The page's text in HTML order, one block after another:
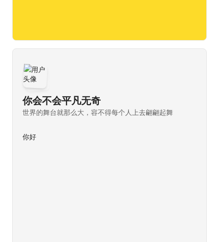
你会不会平凡无奇
世界的舞台就那么大，容不得每个人上去翩翩起舞
你好